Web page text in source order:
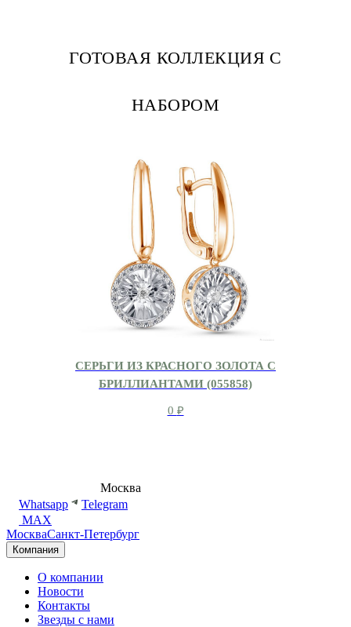
ГОТОВАЯ КОЛЛЕКЦИЯ С
НАБОРОМ
СЕРЬГИ ИЗ КРАСНОГО ЗОЛОТА С
БРИЛЛИАНТАМИ (055858)
0 ₽
Москва
Whatsapp
Telegram
MAX
МоскваСанкт-Петербург
Компания
О компании
Новости
Контакты
Звезды с нами